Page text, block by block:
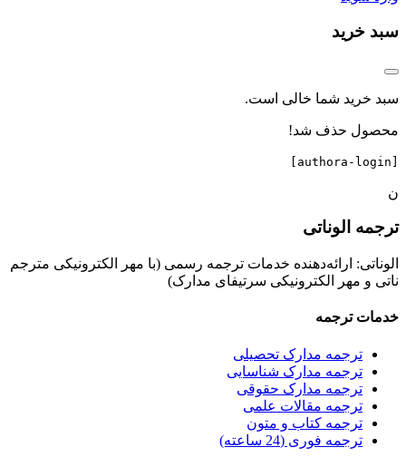
سبد خرید
سبد خرید شما خالی است.
محصول حذف شد!
ن
ترجمه الوناتی
الوناتی: ارائه‌دهنده خدمات ترجمه رسمی (با مهر الکترونیکی مترجم
ناتی و مهر الکترونیکی سرتیفای مدارک)
خدمات ترجمه
ترجمه مدارک تحصیلی
ترجمه مدارک شناسایی
ترجمه مدارک حقوقی
ترجمه مقالات علمی
ترجمه کتاب و متون
ترجمه فوری (24 ساعته)